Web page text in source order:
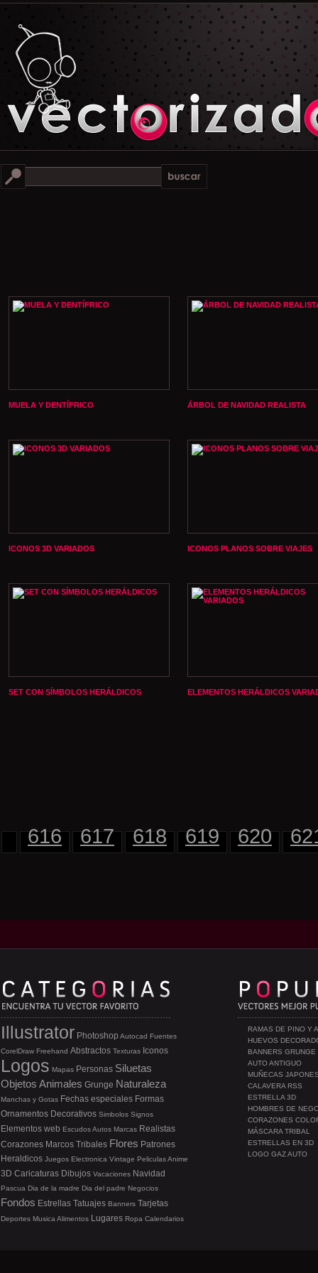
MUELA Y DENTÍFRICO ÁRBOL DE NAVIDAD REALISTA
ICONOS 3D VARIADOS ICONOS PLANOS SOBRE VIAJES
SET CON SÍMBOLOS HERÁLDICOS ELEMENTOS HERÁLDICOS
616 617 618 619 620
RAMAS DE PINO Y
HUEVOS
BANNERS GRUNGE
AUTO ANTIGUO
MUÑECAS
CALAVERA RSS
ESTRELLA 3D
HOMBRES DE
CORAZONES
MÁSCARA TRIBAL
ESTRELLAS EN 3D
LOGO GAZ AUTO
Illustrator Photoshop Autocad Fuentes
CorelDraw Freehand Abstractos Texturas Iconos
Logos Mapas Personas Siluetas
Objetos Animales Grunge Naturaleza
Manchas y Gotas Fechas especiales Formas
Ornamentos Decorativos Simbolos Signos
Elementos web EscudosAutos Marcas Realistas
Corazones Marcos Tribales Flores Patrones
Heraldicos Juegos Electronica Vintage PeliculasAnime
3D Caricaturas Dibujos Vacaciones Navidad
Pascua Dia de la madre Dia del padre Negocios
Fondos Estrellas Tatuajes Banners Tarjetas
Deportes Musica Alimentos Lugares Ropa Calendarios